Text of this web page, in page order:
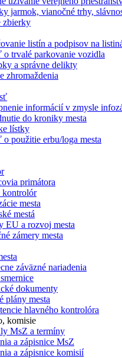
jarmok, vianočné trhy,
zbierky
listín a podpisov na
o trvalé parkovanie vozidla
a správne delikty
zhromaždenia
informácií v zmysle
do kroniky mesta
lístky
o použitie erbu/loga mesta
primátora
mesta
mestá
EU a rozvoj mesta
zámery mesta
záväzné nariadenia
dokumenty
plány mesta
hlavného kontrolóra
komisie
MsZ a termíny
a zápisnice MsZ
a zápisnice komisií